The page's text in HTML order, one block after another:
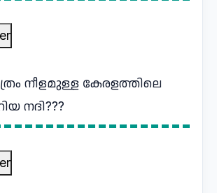
നീളമുള്ള കേരളത്തിലെ
നദി???